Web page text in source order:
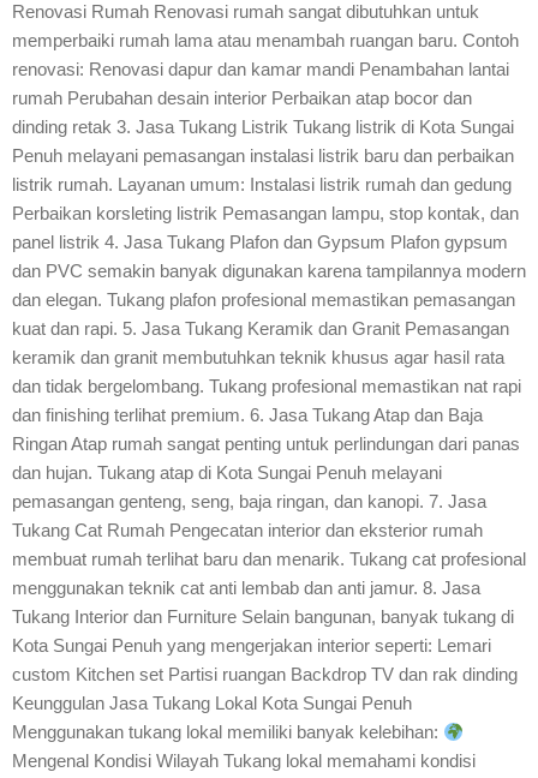
Renovasi Rumah Renovasi rumah sangat dibutuhkan untuk
memperbaiki rumah lama atau menambah ruangan baru. Contoh
renovasi: Renovasi dapur dan kamar mandi Penambahan lantai
rumah Perubahan desain interior Perbaikan atap bocor dan
dinding retak 3. Jasa Tukang Listrik Tukang listrik di Kota Sungai
Penuh melayani pemasangan instalasi listrik baru dan perbaikan
listrik rumah. Layanan umum: Instalasi listrik rumah dan gedung
Perbaikan korsleting listrik Pemasangan lampu, stop kontak, dan
panel listrik 4. Jasa Tukang Plafon dan Gypsum Plafon gypsum
dan PVC semakin banyak digunakan karena tampilannya modern
dan elegan. Tukang plafon profesional memastikan pemasangan
kuat dan rapi. 5. Jasa Tukang Keramik dan Granit Pemasangan
keramik dan granit membutuhkan teknik khusus agar hasil rata
dan tidak bergelombang. Tukang profesional memastikan nat rapi
dan finishing terlihat premium. 6. Jasa Tukang Atap dan Baja
Ringan Atap rumah sangat penting untuk perlindungan dari panas
dan hujan. Tukang atap di Kota Sungai Penuh melayani
pemasangan genteng, seng, baja ringan, dan kanopi. 7. Jasa
Tukang Cat Rumah Pengecatan interior dan eksterior rumah
membuat rumah terlihat baru dan menarik. Tukang cat profesional
menggunakan teknik cat anti lembab dan anti jamur. 8. Jasa
Tukang Interior dan Furniture Selain bangunan, banyak tukang di
Kota Sungai Penuh yang mengerjakan interior seperti: Lemari
custom Kitchen set Partisi ruangan Backdrop TV dan rak dinding
Keunggulan Jasa Tukang Lokal Kota Sungai Penuh
Menggunakan tukang lokal memiliki banyak kelebihan:
Mengenal Kondisi Wilayah Tukang lokal memahami kondisi